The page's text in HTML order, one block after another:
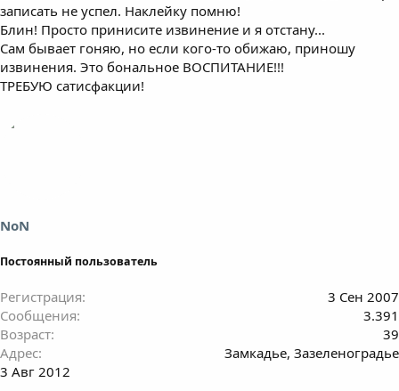
записать не успел. Наклейку помню!
Блин! Просто принисите извинение и я отстану...
Сам бывает гоняю, но если кого-то обижаю, приношу
извинения. Это бональное ВОСПИТАНИЕ!!!
ТРЕБУЮ сатисфакции!
NoN
Постоянный пользователь
Регистрация
3 Сен 2007
Сообщения
3.391
Возраст
39
Адрес
Замкадье, Зазеленоградье
3 Авг 2012